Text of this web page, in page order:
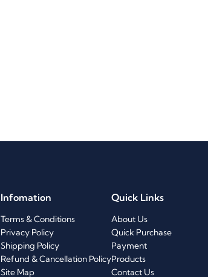
Infomation
Terms & Conditions
Privacy Policy
Shipping Policy
Refund & Cancellation Policy
Site Map
Quick Links
About Us
Quick Purchase
Payment
Products
Contact Us